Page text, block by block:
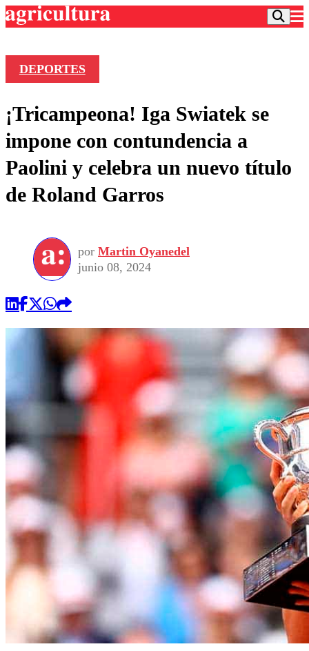
Frecuencias
Agricultura TV
Deportes
Colo Colo
Motor
Torneo Internacional
Torneo Nacional
Entretención
Noticias
Internacional
Nacional
Vida Social
Programas
Comercial
DEPORTES
¡Tricampeona! Iga Swiatek se
impone con contundencia a
Paolini y celebra un nuevo título
de Roland Garros
por Martin Oyanedel
junio 08, 2024